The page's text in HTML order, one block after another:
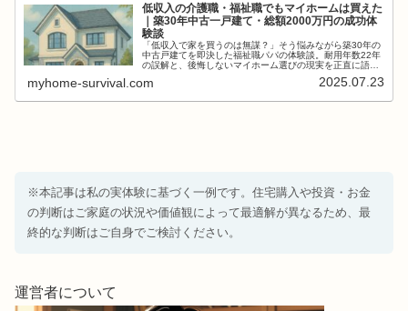
低収入の介護職・福祉職でもマイホームは買えた
｜築30年中古一戸建て・総額2000万円の成功体
験談
「低収入で家を買うのは無謀？」そう悩みながら築30年の
中古戸建てを即決した福祉職パパの体験談。耐用年数22年
の誤解と、後悔しないマイホーム選びの現実を正直に語り
myhome-survival.com 2025.07.23
※本記事は私の実体験に基づく一例です。住宅購入や投資・お金
の判断はご家庭の状況や価値観によって最適解が異なるため、最
終的な判断はご自身でご検討ください。
運営者について